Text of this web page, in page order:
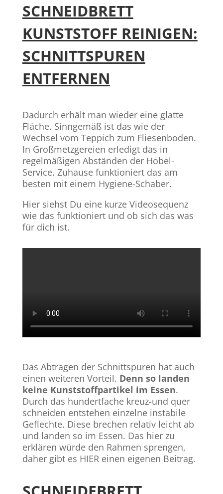
SCHNEIDBRETT
KUNSTSTOFF REINIGEN:
SCHNITTSPUREN
ENTFERNEN
Dadurch erhält man wieder eine glatte
Fläche. Sinngemäß ist das wie der
Wechsel vom Teppich zum Fliesenboden.
In Großmetzgereien erledigt das in
regelmäßigen Abständen der Hobel-
Service. Zuhause funktioniert das am
besten mit einem Hygiene-Schaber.
Hier siehst Du eine kurze Videosequenz
wie das funktioniert und ob sich das was
für dich ist.
Das Abtragen der Schnittspuren hat auch
einen weiteren Vorteil. Denn so landen
keine Kunststoffpartikel im Essen.
Durch das hundertfache kreuz-und quer
schneiden entstehen einzelne instabile
Geflechte. Diese brechen relativ leicht ab
und landen so im Essen. Das hier zu
erklären würde den Rahmen sprengen,
daher gibt es HIER einen eigenen Beitrag.